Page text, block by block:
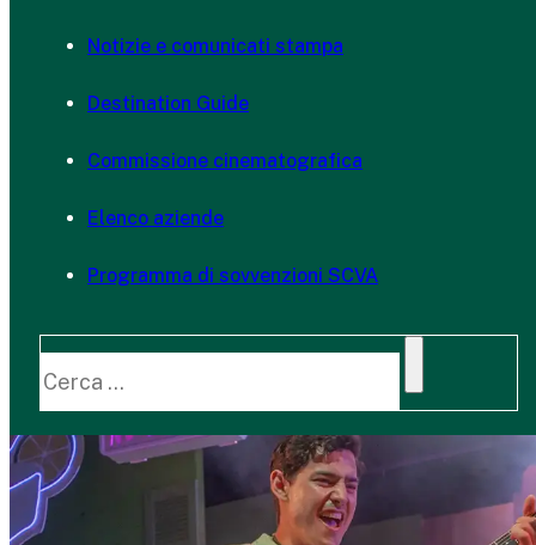
Notizie e comunicati stampa
Destination Guide
Commissione cinematografica
Elenco aziende
Programma di sovvenzioni SCVA